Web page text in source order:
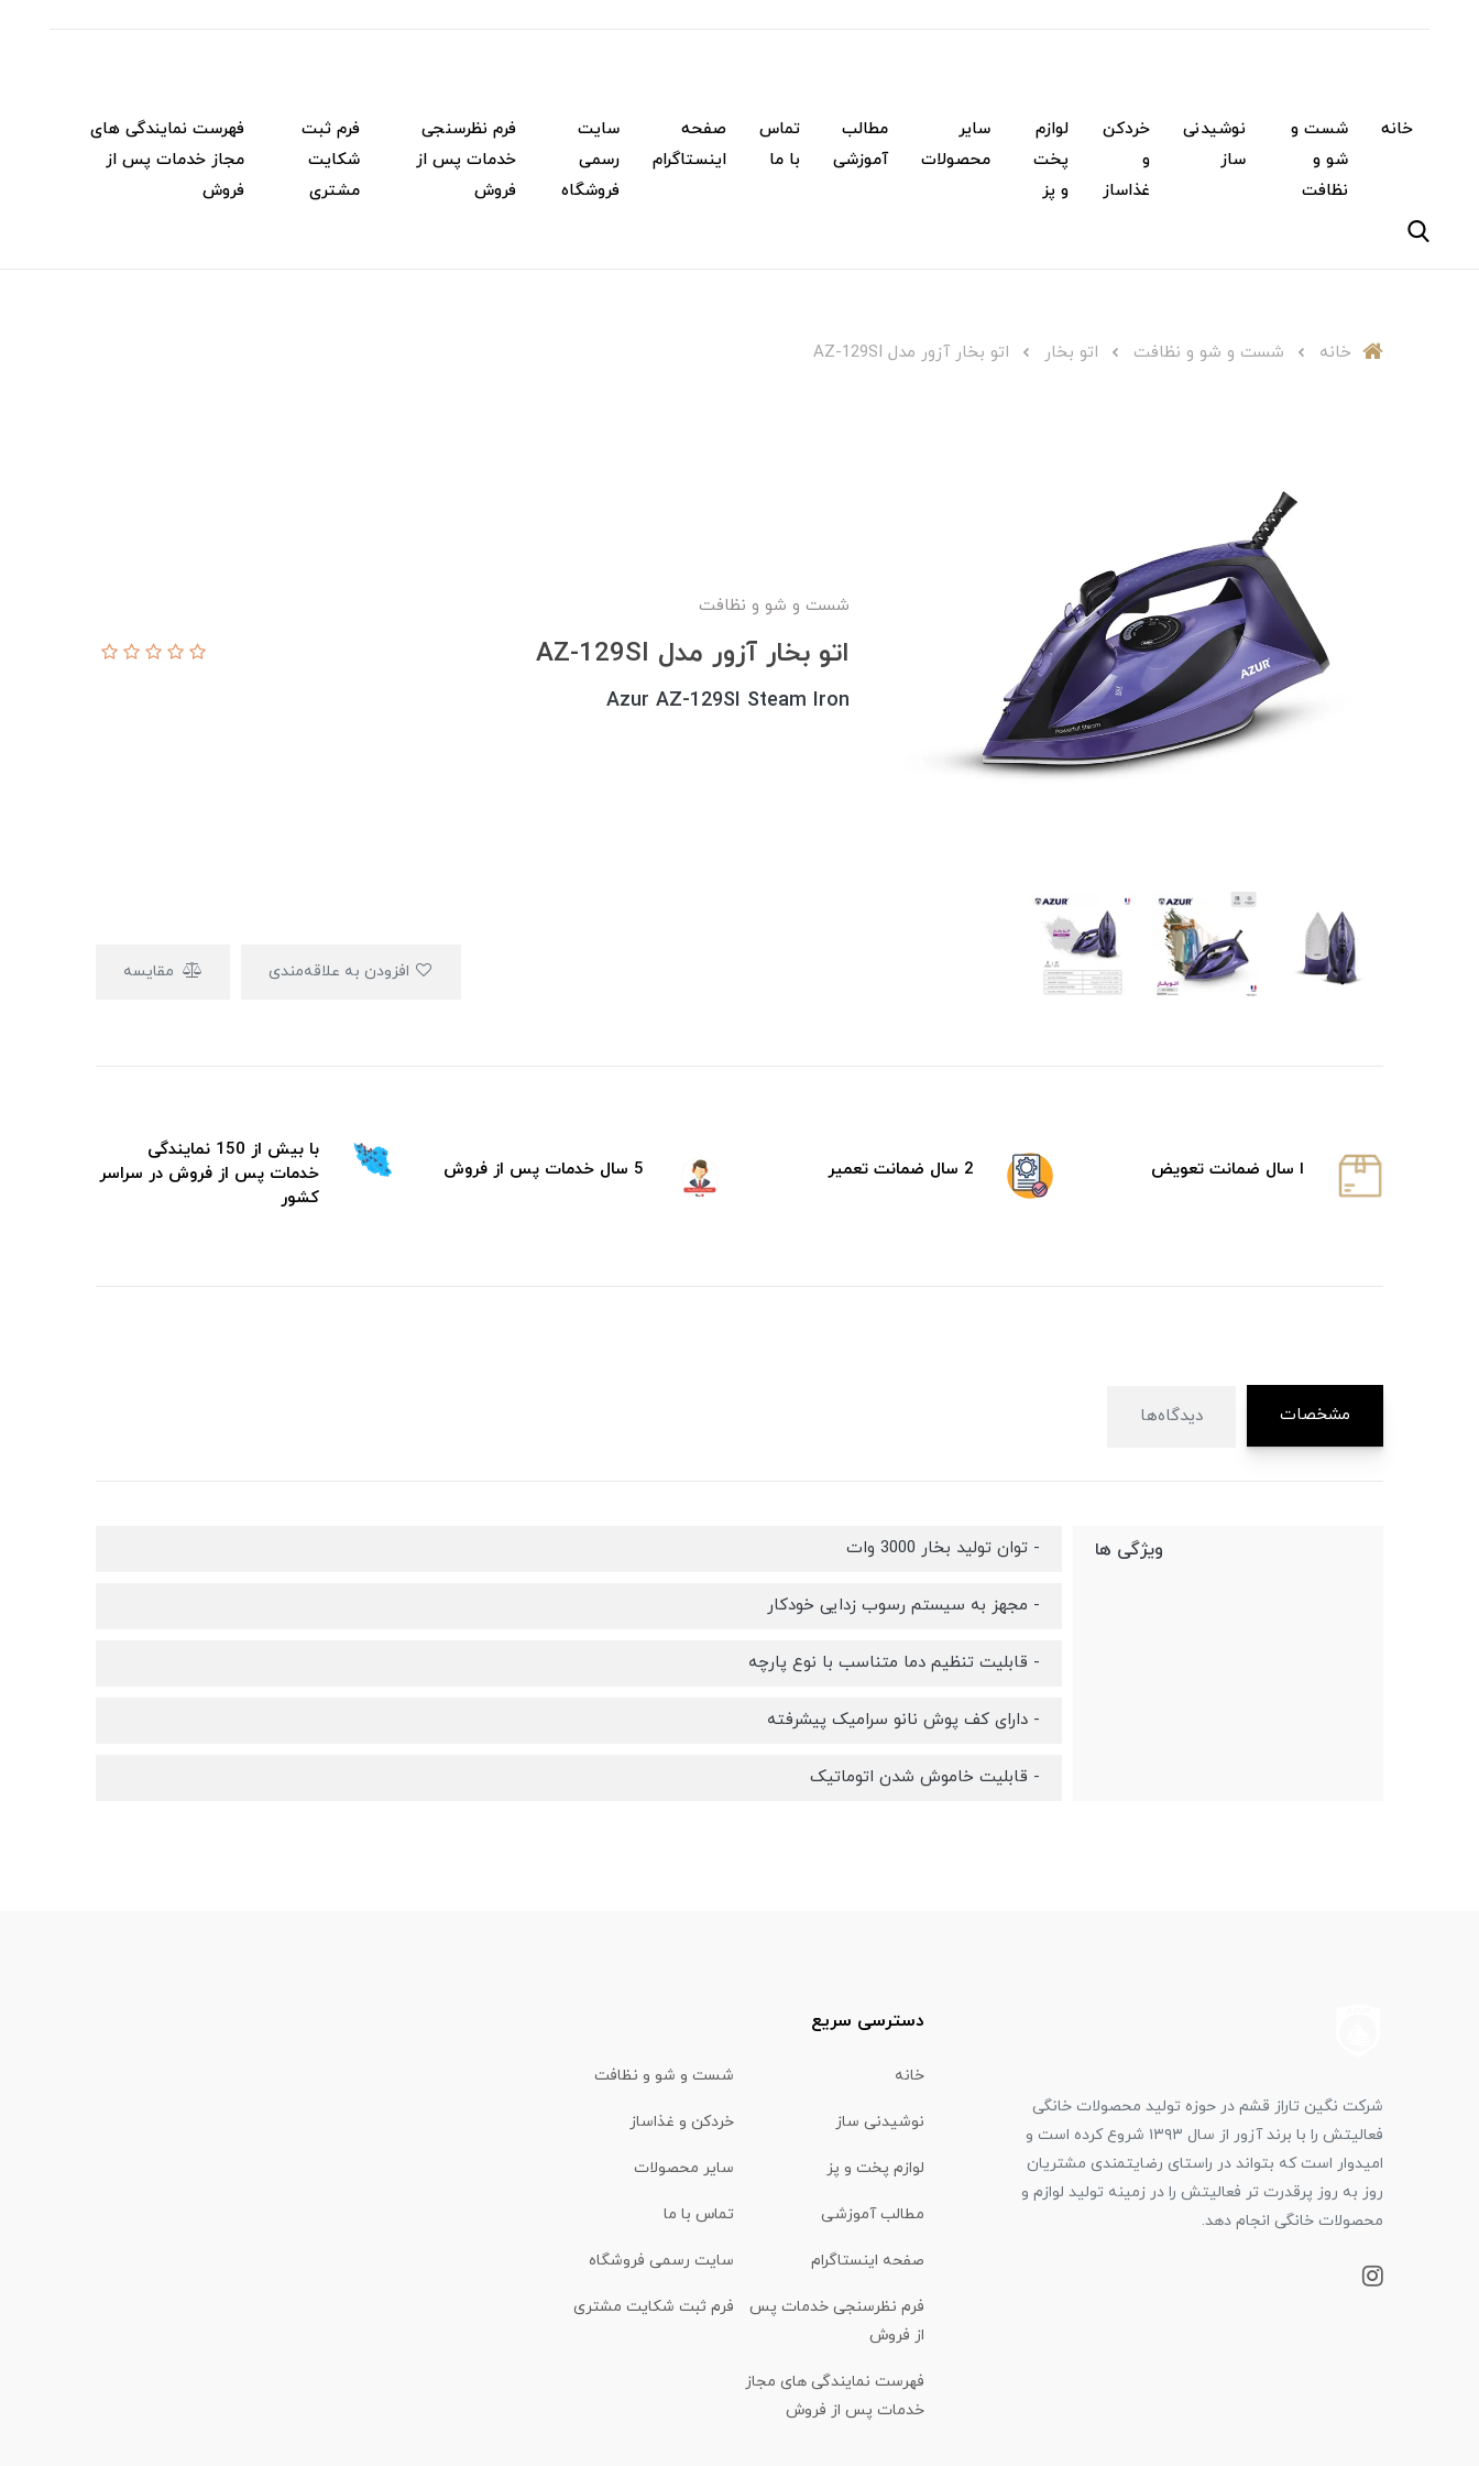
خانه
شست و
شو و
نظافت
نوشیدنی
ساز
خردکن
و
غذاساز
لوازم
پخت
و پز
سایر
محصولات
مطالب
آموزشی
تماس
با ما
صفحه
اینستاگرام
سایت
رسمی
فروشگاه
فرم نظرسنجی
خدمات پس از
فروش
فرم ثبت
شکایت
مشتری
فهرست نمایندگی های
مجاز خدمات پس از
فروش
خانه شست و شو و نظافت اتو بخار اتو بخار آزور مدل AZ-129SI
شست و شو و نظافت
اتو بخار آزور مدل AZ-129SI
Azur AZ-129SI Steam Iron
مقایسه
ا سال ضمانت تعویض 2 سال ضمانت تعمیر 5 سال خدمات پس از فروش
با بیش از 150 نمایندگی
خدمات پس از فروش در سراسر
کشور
مشخصات دیدگاه‌ها
ویژگی ها - توان تولید بخار 3000 وات
- مجهز به سیستم رسوب زدایی خودکار
- قابلیت تنظیم دما متناسب با نوع پارچه
- دارای کف پوش نانو سرامیک پیشرفته
- قابلیت خاموش شدن اتوماتیک
شرکت نگین تاراز قشم در حوزه تولید محصولات خانگی
فعالیتش را با برند آزور از سال ۱۳۹۳ شروع کرده است و
امیدوار است که بتواند در راستای رضایتمندی مشتریان
روز به روز پرقدرت تر فعالیتش را در زمینه تولید لوازم و
محصولات خانگی انجام دهد.
دسترسی سریع
خانه شست و شو و نظافت
نوشیدنی ساز خردکن و غذاساز
لوازم پخت و پز سایر محصولات
مطالب آموزشی تماس با ما
صفحه اینستاگرام سایت رسمی فروشگاه
فرم نظرسنجی خدمات پس
از فروش
فرم ثبت شکایت مشتری
فهرست نمایندگی های مجاز
خدمات پس از فروش